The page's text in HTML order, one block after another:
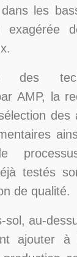
les
exagérée
des
AMP, la
des
testés
de qualité.
sol, au-
ajouter à